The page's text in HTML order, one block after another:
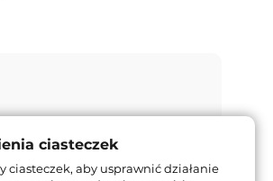
ciasteczek
ciasteczek, aby usprawnić działanie